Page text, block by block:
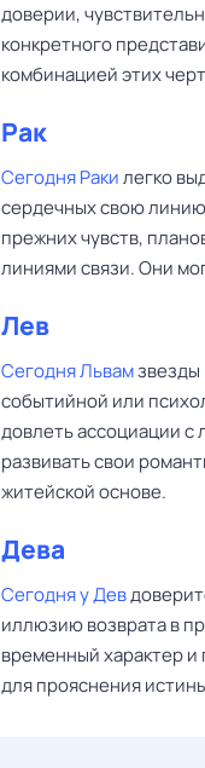
доверии,
конкретного
комбинацией этих
Рак
Сегодня Ракилегко
сердечных свою
прежних чувств,
линиями связи. Они
Лев
Сегодня Львамзвезды
событийной или
довлеть ассоциации
развивать свои
житейской основе.
Дева
Сегодня у Дев
иллюзию возврата в
временный характер
для прояснения